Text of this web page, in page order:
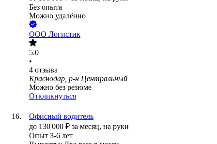
Без опыта
Можно удалённо
ООО Логистик
5.0
•
4 отзыва
Краснодар, р-н Центральный
Можно без резюме
Откликнуться
Офисный водитель
до 130 000 ₽ за месяц, на руки
Опыт 3-6 лет